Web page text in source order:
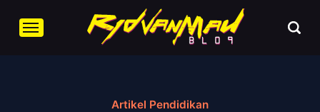
Artikel Pendidikan